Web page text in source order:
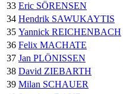
33 Eric SÖRENSEN
34 Hendrik SAWUKAYTIS
35 Yannick REICHENBACH
36 Felix MACHATE
37 Jan PLÖNISSEN
38 David ZIEBARTH
39 Milan SCHAUER